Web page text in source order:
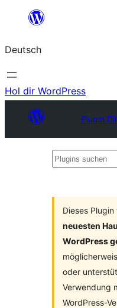
springen
Deutsch
Hol dir WordPress
Plugin
Plugins
Dieses
neuesten
WordPress
oder
Verwendung
WordPress-